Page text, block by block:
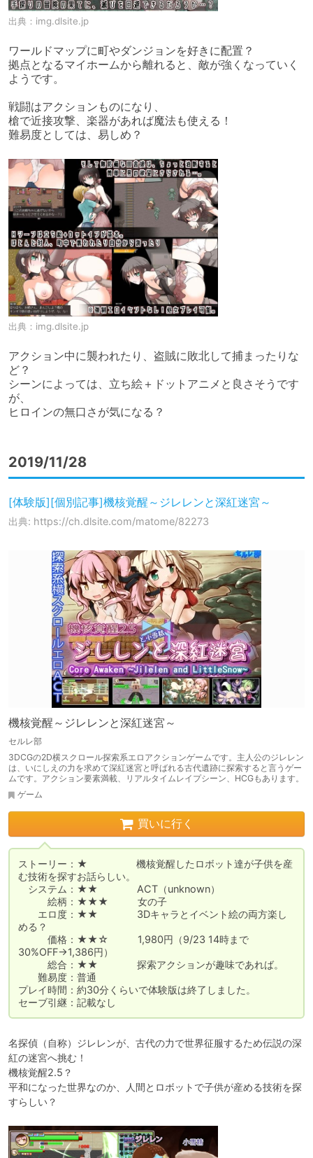
出典： img.dlsite.jp
ワールドマップに町やダンジョンを好きに配置？
拠点となるマイホームから離れると、敵が強くなっていく
ようです。
戦闘はアクションものになり、
槍で近接攻撃、楽器があれば魔法も使える！
難易度としては、易しめ？
出典： img.dlsite.jp
アクション中に襲われたり、盗賊に敗北して捕まったりな
ど？
シーンによっては、立ち絵＋ドットアニメと良さそうです
が、
ヒロインの無口さが気になる？
2019/11/28
[体験版][個別記事]機核覚醒～ジレレンと深紅迷宮～
出典: https://ch.dlsite.com/matome/82273
機核覚醒～ジレレンと深紅迷宮～
セルレ部
3DCGの2D横スクロール探索系エロアクションゲームです。主人公のジレレン
は、いにしえの力を求めて深紅迷宮と呼ばれる古代遺跡に探索すると言うゲー
ムです。アクション要素満載、リアルタイムレイプシーン、HCGもあります。
ゲーム
買いに行く
ストーリー：★　　　　　機核覚醒したロボット達が子供を産
む技術を探すお話らしい。
システム：★★　　　　ACT（unknown）
絵柄：★★★　　　女の子
エロ度：★★　　　　3Dキャラとイベント絵の両方楽し
める？
価格：★★☆　　　1,980円（9/23 14時まで
30%OFF→1,386円）
総合：★★　　　　探索アクションが趣味であれば。
難易度：普通
プレイ時間：約30分くらいで体験版は終了しました。
セーブ引継：記載なし
名探偵（自称）ジレレンが、古代の力で世界征服するため伝説の深
紅の迷宮へ挑む！
機核覚醒2.5？
平和になった世界なのか、人間とロボットで子供が産める技術を探
すらしい？